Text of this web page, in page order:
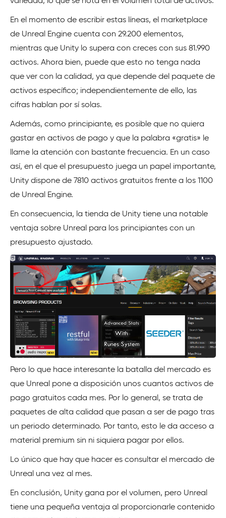
En el momento de escribir estas líneas, el marketplace
de Unreal Engine cuenta con 29.200 elementos,
mientras que Unity lo supera con creces con sus 81.990
activos. Ahora bien, puede que esto no tenga nada
que ver con la calidad, ya que depende del paquete de
activos específico; independientemente de ello, las
cifras hablan por sí solas.
Además, como principiante, es posible que no quiera
gastar en activos de pago y que la palabra «gratis» le
llame la atención con bastante frecuencia. En un caso
así, en el que el presupuesto juega un papel importante,
Unity dispone de 7810 activos gratuitos frente a los 1100
de Unreal Engine.
En consecuencia, la tienda de Unity tiene una notable
ventaja sobre Unreal para los principiantes con un
presupuesto ajustado.
Pero lo que hace interesante la batalla del mercado es
que Unreal pone a disposición unos cuantos activos de
pago gratuitos cada mes. Por lo general, se trata de
paquetes de alta calidad que pasan a ser de pago tras
un periodo determinado. Por tanto, esto le da acceso a
material premium sin ni siquiera pagar por ellos.
Lo único que hay que hacer es consultar el mercado de
Unreal una vez al mes.
En conclusión, Unity gana por el volumen, pero Unreal
tiene una pequeña ventaja al proporcionarle contenido